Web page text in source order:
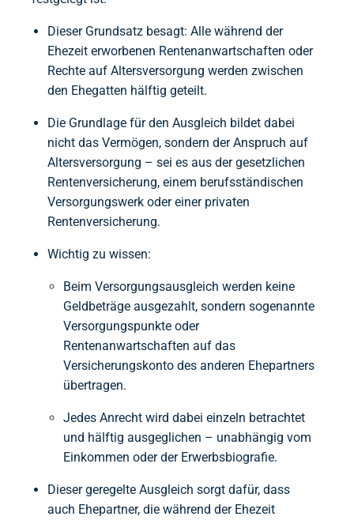
Dieser Grundsatz besagt: Alle während der
Ehezeit erworbenen Rentenanwartschaften oder
Rechte auf Altersversorgung werden zwischen
den Ehegatten hälftig geteilt.
Die Grundlage für den Ausgleich bildet dabei
nicht das Vermögen, sondern der Anspruch auf
Altersversorgung – sei es aus der gesetzlichen
Rentenversicherung, einem berufsständischen
Versorgungswerk oder einer privaten
Rentenversicherung.
Wichtig zu wissen:
Beim Versorgungsausgleich werden keine
Geldbeträge ausgezahlt, sondern sogenannte
Versorgungspunkte oder
Rentenanwartschaften auf das
Versicherungskonto des anderen Ehepartners
übertragen.
Jedes Anrecht wird dabei einzeln betrachtet
und hälftig ausgeglichen – unabhängig vom
Einkommen oder der Erwerbsbiografie.
Dieser geregelte Ausgleich sorgt dafür, dass
auch Ehepartner, die während der Ehezeit